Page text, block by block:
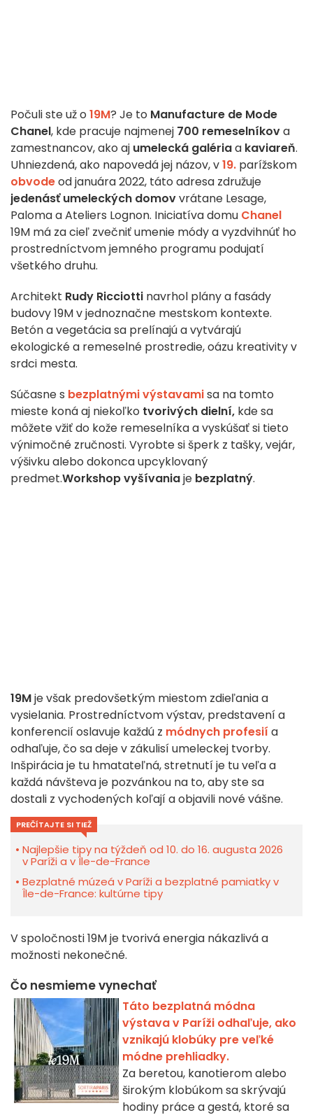
Počuli ste už o 19M? Je to Manufacture de Mode
Chanel, kde pracuje najmenej 700 remeselníkova
zamestnancov, ako aj umelecká galériaa kaviareň.
Uhniezdená, ako napovedá jej názov, v19. parížskom
obvodeod januára 2022, táto adresa združuje
jedenásť umeleckých domovvrátane Lesage,
Paloma a Ateliers Lognon. Iniciatíva domu Chanel
19M má za cieľ zvečniť umenie módy a vyzdvihnúť ho
prostredníctvom jemného programu podujatí
všetkého druhu.
Architekt Rudy Ricciotti navrhol plány a fasády
budovy 19M v jednoznačne mestskom kontexte.
Betón a vegetácia sa prelínajú a vytvárajú
ekologické a remeselné prostredie, oázu kreativity v
srdci mesta.
Súčasne s bezplatnými výstavamisa na tomto
mieste koná aj niekoľko tvorivých dielní, kde sa
môžete vžiť do kože remeselníka a vyskúšať si tieto
výnimočné zručnosti. Vyrobte si šperk z tašky, vejár,
výšivku alebo dokonca upcyklovaný
predmet.Workshop vyšívaniaje bezplatný.
19Mje však predovšetkým miestom zdieľania a
vysielania. Prostredníctvom výstav, predstavení a
konferencií oslavuje každú z módnych profesií a
odhaľuje, čo sa deje v zákulisí umeleckej tvorby.
Inšpirácia je tu hmatateľná, stretnutí je tu veľa a
každá návšteva je pozvánkou na to, aby ste sa
dostali z vychodených koľají a objavili nové vášne.
PREČÍTAJTE SI TIEŽ
Najlepšie tipy na týždeň od 10. do 16. augusta 2026
v Paríži a v Île-de-France
Bezplatné múzeá v Paríži a bezplatné pamiatky v
Île-de-France: kultúrne tipy
V spoločnosti 19M je tvorivá energia nákazlivá a
možnosti nekonečné.
Čo nesmieme vynechať
Táto bezplatná módna
výstava v Paríži odhaľuje, ako
vznikajú klobúky pre veľké
módne prehliadky.
Za beretou, kanotierom alebo
širokým klobúkom sa skrývajú
hodiny práce a gestá, ktoré sa